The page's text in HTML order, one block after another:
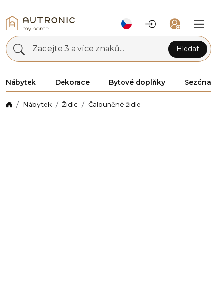
Zadejte 3 a více znaků... Hledat
Nábytek Dekorace Bytové doplňky Sezóna
Nábytek Židle Čalouněné židle